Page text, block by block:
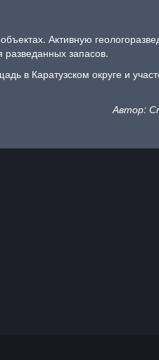
Активную
запасов.
в Каратузском округе и
Автор: